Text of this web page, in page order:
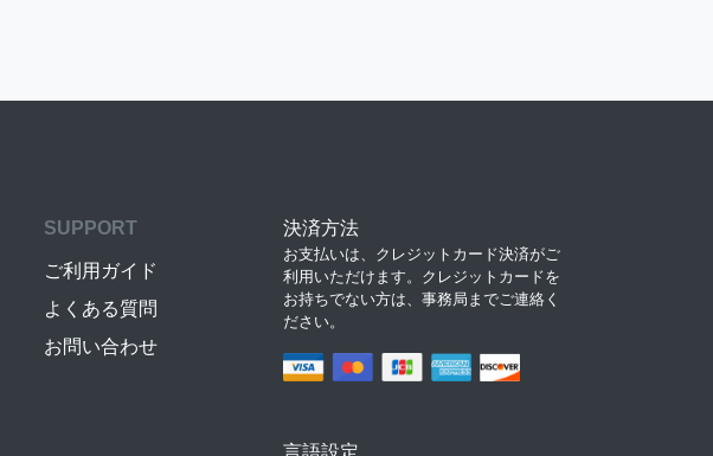
SUPPORT
ご利用ガイド
よくある質問
お問い合わせ
決済方法
お支払いは、クレジットカード決済がご
利用いただけます。クレジットカードを
お持ちでない方は、事務局までご連絡く
ださい。
言語設定